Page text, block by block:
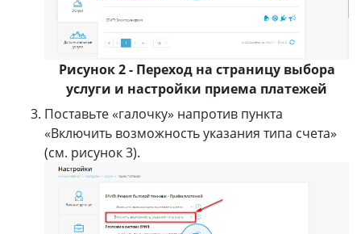
Рисунок 2 - Переход на страницу выбора
услуги и настройки приема платежей
Поставьте «галочку» напротив пункта
«Включить возможность указания типа счета»
(см. рисунок 3).